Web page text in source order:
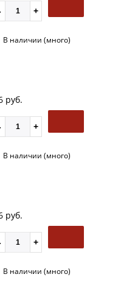
В наличии (много)
руб.
В наличии (много)
руб.
В наличии (много)